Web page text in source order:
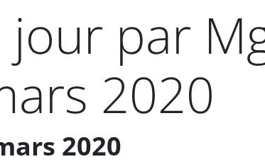
par
2020
2020